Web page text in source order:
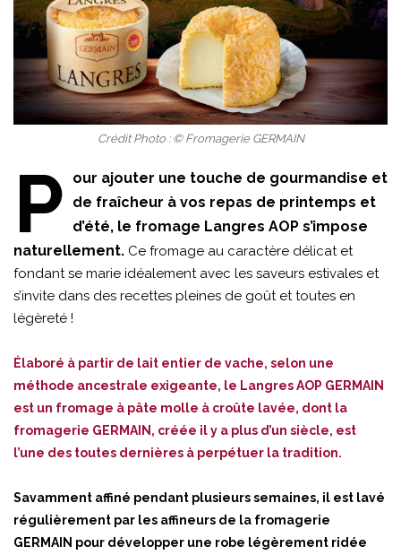
Crédit Photo : © Fromagerie GERMAIN
P
our ajouter une touche de gourmandise et
de fraîcheur à vos repas de printemps et
d’été, le fromage Langres AOP s’impose
naturellement. Ce fromage au caractère délicat et
fondant se marie idéalement avec les saveurs estivales et
s’invite dans des recettes pleines de goût et toutes en
légèreté !
Élaboré à partir de lait entier de vache, selon une
méthode ancestrale exigeante, le Langres AOP GERMAIN
est un fromage à pâte molle à croûte lavée, dont la
fromagerie GERMAIN, créée il y a plus d’un siècle, est
l’une des toutes dernières à perpétuer la tradition.
Savamment affiné pendant plusieurs semaines, il est lavé
régulièrement par les affineurs de la fromagerie
GERMAIN pour développer une robe légèrement ridée